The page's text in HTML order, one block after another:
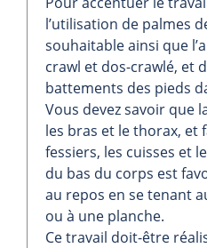
l’utilisation de palmes
souhaitable ainsi que
crawl et dos-crawlé, et
battements des pieds
Vous devez savoir que
les bras et le thorax, et
fessiers, les cuisses et
du bas du corps est
au repos en se tenant
ou à une planche.
Ce travail doit-être